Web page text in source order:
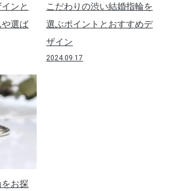
ンと
選ば
こだわりの渋い結婚指輪を
選ぶポイントとおすすめデ
ザイン
2024.09.17
お探